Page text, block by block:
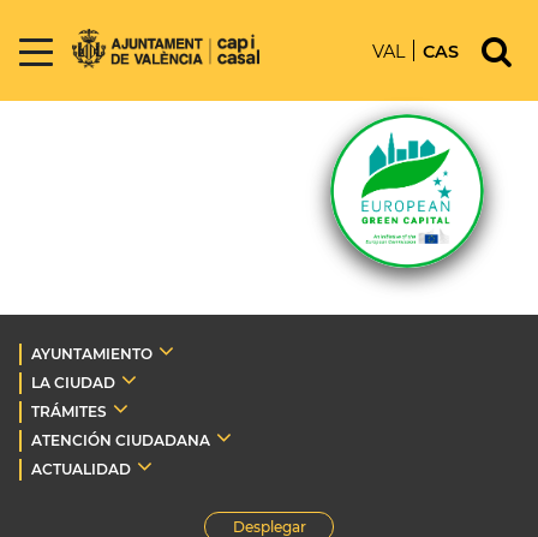
VAL CAS
AYUNTAMIENTO
LA CIUDAD
TRÁMITES
ATENCIÓN CIUDADANA
ACTUALIDAD
Desplegar